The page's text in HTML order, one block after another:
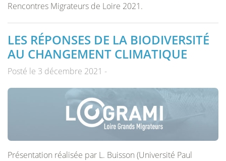
Rencontres Migrateurs de Loire 2021.
LES RÉPONSES DE LA BIODIVERSITÉ
AU CHANGEMENT CLIMATIQUE
Posté le 3 décembre 2021 -
Présentation réalisée par L. Buisson (Université Paul